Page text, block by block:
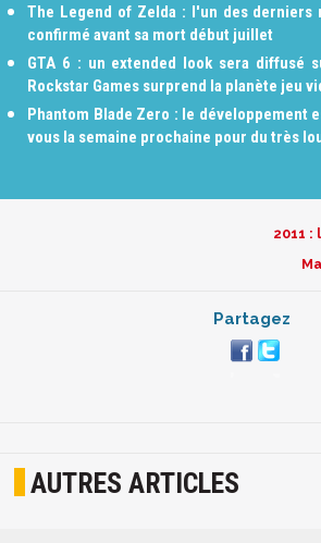
The Legend of Zelda : l'un des derniers
confirmé avant sa mort début juillet
GTA 6 : un extended look sera diffusé
Rockstar Games surprend la planète jeu
Phantom Blade Zero : le développement
vous la semaine prochaine pour du très
2011 :
Partagez
AUTRES ARTICLES